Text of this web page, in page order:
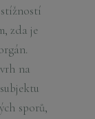
zda je
na
sporů,